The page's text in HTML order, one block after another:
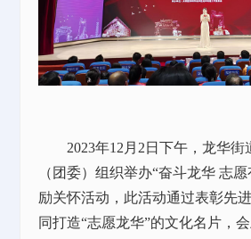
2023年12月2日下午，龙华街
（团委）组织举办“奋斗龙华 志
励关怀活动，此活动通过表彰先
同打造“志愿龙华”的文化名片，